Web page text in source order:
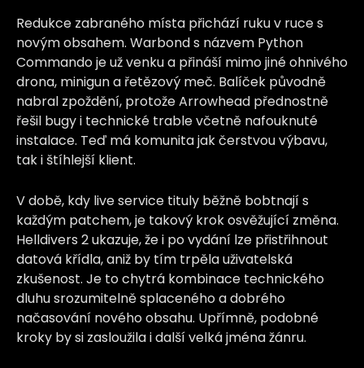
Redukce zabraného místa přichází ruku v ruce s
novým obsahem. Warbond s názvem Python
Commando je už venku a přináší mimo jiné ohnivého
drona, minigun a řetězový meč. Balíček původně
nabral zpoždění, protože Arrowhead přednostně
řešil bugy i technické trable včetně nafouknuté
instalace. Teď má komunita jak čerstvou výbavu,
tak i štíhlejší klient.
V době, kdy live service tituly běžně bobtnají s
každým patchem, je takový krok osvěžující změna.
Helldivers 2 ukazuje, že i po vydání lze přistřihnout
datová křídla, aniž by tím trpěla uživatelská
zkušenost. Je to chytrá kombinace technického
dluhu srozumitelně splaceného a dobrého
načasování nového obsahu. Upřímně, podobné
kroky by si zasloužila i další velká jména žánru.